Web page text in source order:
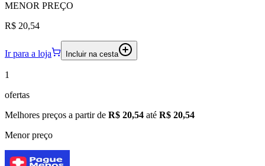
MENOR PREÇO
R$ 20,54
Ir para a loja Incluir na cesta
1
ofertas
Melhores preços a partir de R$ 20,54 até R$ 20,54
Menor preço